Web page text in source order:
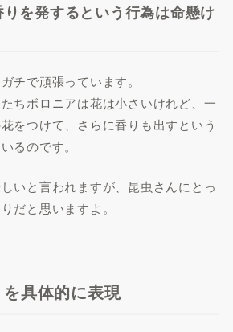
を発するという行為は命懸け
チで頑張っています。
ちボロニアは花は小さいけれど、一
をつけて、さらに香りも出すという
るのです。
いと言われますが、昆虫さんにとっ
だと思いますよ。
具体的に表現